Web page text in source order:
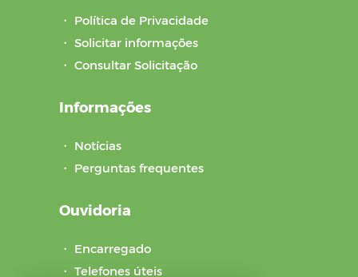
・ Política de Privacidade
・ Solicitar informações
・ Consultar Solicitação
Informações
・ Notícias
・ Perguntas frequentes
Ouvidoria
・ Encarregado
・ Telefones úteis